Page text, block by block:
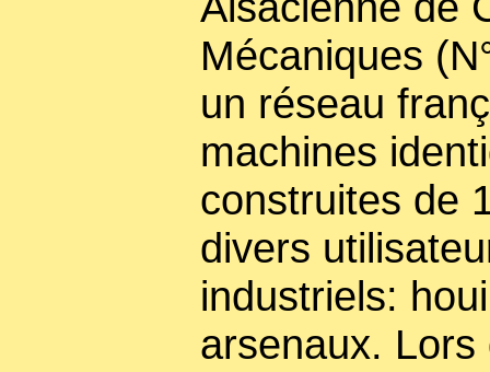
Mécaniques
un réseau
machines
construites de
divers
industriels:
arsenaux.